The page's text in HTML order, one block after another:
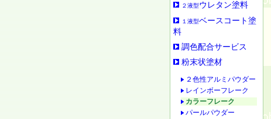
２液型ウレタン塗料
１液型ベースコート塗
料
調色配合サービス
粉末状塗材
２色性アルミパウダー
レインボーフレーク
カラーフレーク
パールパウダー